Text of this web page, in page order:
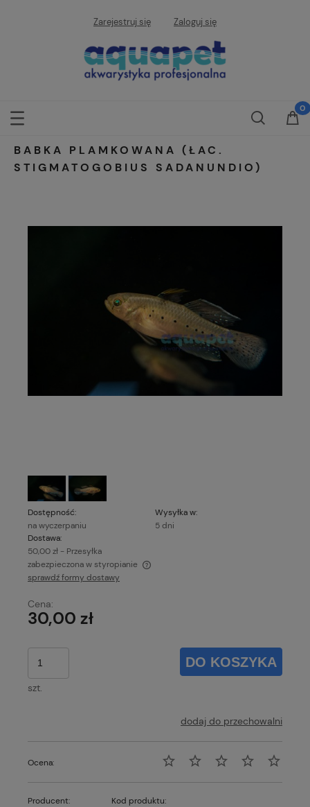
Zarejestruj się Zaloguj się
BABKA PLAMKOWANA (ŁAC.
STIGMATOGOBIUS SADANUNDIO)
Dostępność:
na wyczerpaniu
Wysyłka w:
5 dni
Dostawa:
50,00 zł - Przesyłka
zabezpieczona w styropianie
Cena nie zawiera ewentualnych kosztów płatności
sprawdź formy dostawy
Cena:
30,00 zł
szt.
DO KOSZYKA
dodaj do przechowalni
Ocena:
Producent: Kod produktu: